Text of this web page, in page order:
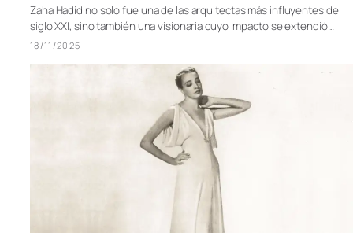
Zaha Hadid no solo fue una de las arquitectas más influyentes del
siglo XXI, sino también una visionaria cuyo impacto se extendió…
18/11/2025